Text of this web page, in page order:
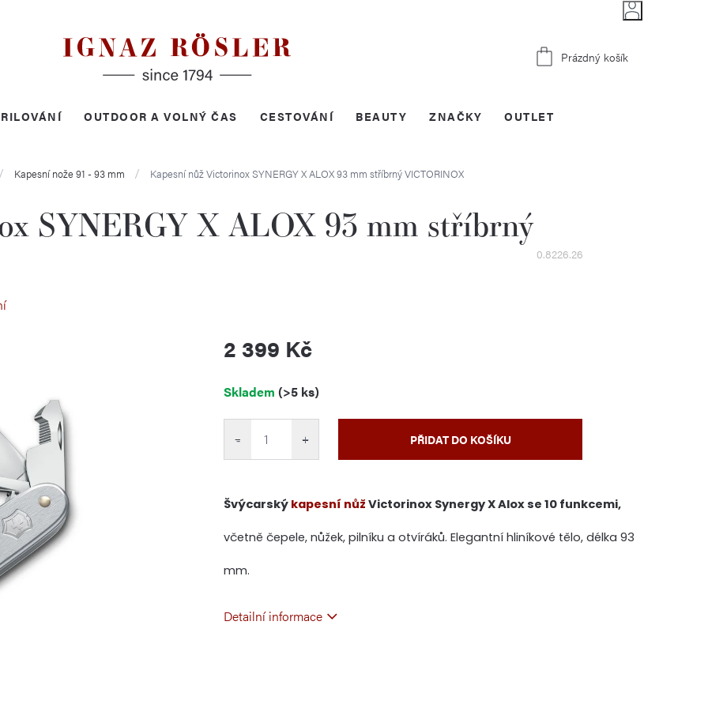
Nákupní
Prázdný košík
OUTDOOR A VOLNÝ ČAS CESTOVÁNÍ BEAUTY OUTLET
ZNAČKY
Kapesní nože 91 - 93 mm Kapesní nůž Victorinox SYNERGY X ALOX 93 mm stříbrnýVICTORINOX
SYNERGY X ALOX 93 mm stříbrný
0.8226.26
2 399 Kč
cena:
Skladem (>5 ks)
+
− PŘIDAT DO KOŠÍKU
Švýcarský kapesní nůž Victorinox Synergy X Alox se 10 funkcemi,
včetně čepele, nůžek, pilníku a otvíráků. Elegantní hliníkové tělo, délka 93
mm.
Detailní informace